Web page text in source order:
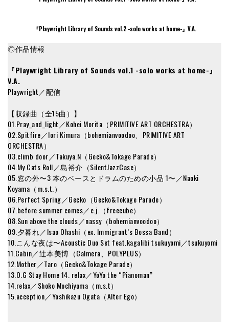
『Playwright Library of Sounds vol.2 -solo works at home-』V.A.
◎作品情報
『Playwright Library of Sounds vol.1 -solo works at home-』
V.A.
Playwright／配信
【収録曲（全15曲）】
01.Pray_and_light／Kohei Morita（PRIMITIVE ART ORCHESTRA）
02.Spitfire／Iori Kimura（bohemianvoodoo、PRIMITIVE ART
ORCHESTRA）
03.climb door／Takuya.N（Gecko&Tokage Parade）
04.My Cats Roll／島裕介（SilentJazzCase）
05.窓の外〜3 本のベースとドラムのための小品 1〜／Naoki
Koyama（m.s.t.）
06.Perfect Spring／Gecko（Gecko&Tokage Parade）
07.before summer comes／c.j.（freecube）
08.Sun above the clouds／nassy（bohemianvoodoo）
09.夕暮れ／Isao Ohashi（ex. Immigrant’s Bossa Band）
10.こんな夜は〜Acoustic Duo Set feat.kagalibi tsukuyomi／tsukuyomi
11.Cabin／辻本美博（Calmera、POLYPLUS）
12.Mother／Taro（Gecko&Tokage Parade）
13.O.G Stay Home 14. relax／YoYo the “Pianoman”
14.relax／Shoko Mochiyama（m.s.t）
15.acception／Yoshikazu Ogata（Alter Ego）